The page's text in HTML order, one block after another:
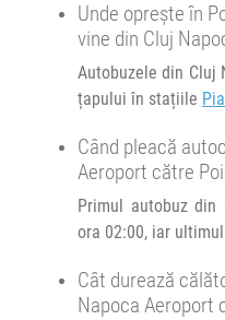
Poiana țapului
Durată:
23:30 Brașov Sala
Transbodare asigurată de
01:00 Brașov
Minivan Transfer
TLC-OTP-T1MCiuc
Afiseaza
Poiana țapului
Unde oprește în
vine din Cluj
Autobuzele din Cluj
țapului în stațiile
Când pleacă
Aeroport către
Primul autobuz din
ora 02:00, iar
Cât durează
Napoca Aeroport